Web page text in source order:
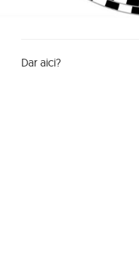
Dar aici?